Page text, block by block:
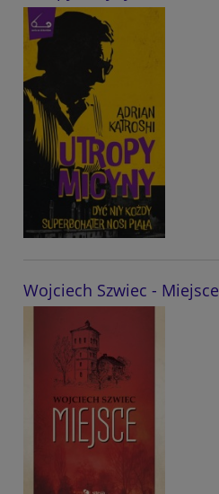
Wojciech Szwiec - Miejsce